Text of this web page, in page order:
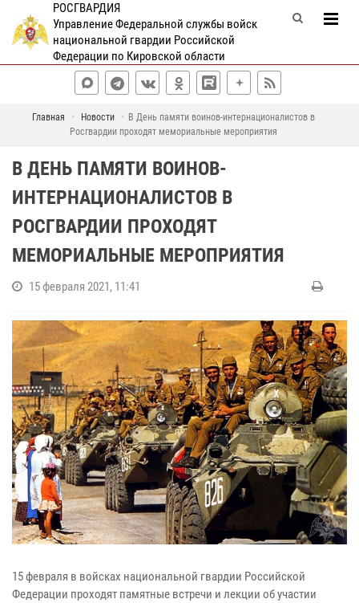
РОСГВАРДИЯ
Управление Федеральной службы войск
национальной гвардии Российской
Федерации по Кировской области
Главная Новости
В День памяти воинов-интернационалистов в
Росгвардии проходят мемориальные мероприятия
В ДЕНЬ ПАМЯТИ ВОИНОВ-
ИНТЕРНАЦИОНАЛИСТОВ В
РОСГВАРДИИ ПРОХОДЯТ
МЕМОРИАЛЬНЫЕ МЕРОПРИЯТИЯ
15 февраля 2021, 11:41
15 февраля в войсках национальной гвардии Российской
Федерации проходят памятные встречи и лекции об участии